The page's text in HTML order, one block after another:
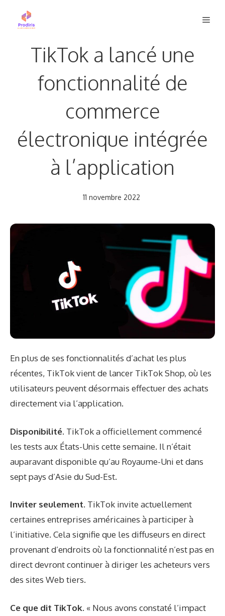
TikTok a lancé une
fonctionnalité de
commerce
électronique intégrée
à l’application
11 novembre 2022
En plus de ses fonctionnalités d’achat les plus
récentes, TikTok vient de lancer TikTok Shop, où les
utilisateurs peuvent désormais effectuer des achats
directement via l’application.
Disponibilité. TikTok a officiellement commencé
les tests aux États-Unis cette semaine. Il n’était
auparavant disponible qu’au Royaume-Uni et dans
sept pays d’Asie du Sud-Est.
Inviter seulement. TikTok invite actuellement
certaines entreprises américaines à participer à
l’initiative. Cela signifie que les diffuseurs en direct
provenant d’endroits où la fonctionnalité n’est pas en
direct devront continuer à diriger les acheteurs vers
des sites Web tiers.
Ce que dit TikTok. « Nous avons constaté l’impact